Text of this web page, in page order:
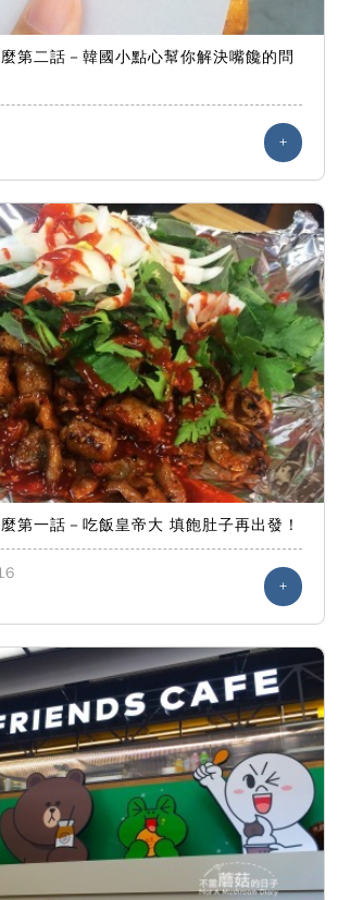
第二話－韓國小點心幫你解決嘴饞的問
+
第一話－吃飯皇帝大 填飽肚子再出發！
+